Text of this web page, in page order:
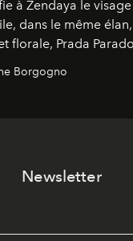
à Zendaya le
dans le même
florale, Prada
Borgogno
Newsletter